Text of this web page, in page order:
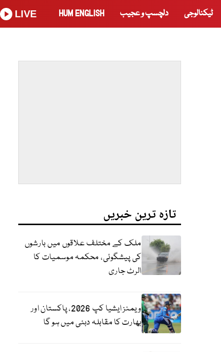
ٹیکنالوجی دلچسپ و عجیب HUM ENGLISH
LIVE
تازہ ترین خبریں
ملک کے مختلف علاقوں میں بارشوں
کی پیشگوئی، محکمہ موسمیات کا
الرٹ جاری
ویمنز ایشیا کپ 2026، پاکستان اور
بھارت کا مقابلہ دبئی میں ہو گا